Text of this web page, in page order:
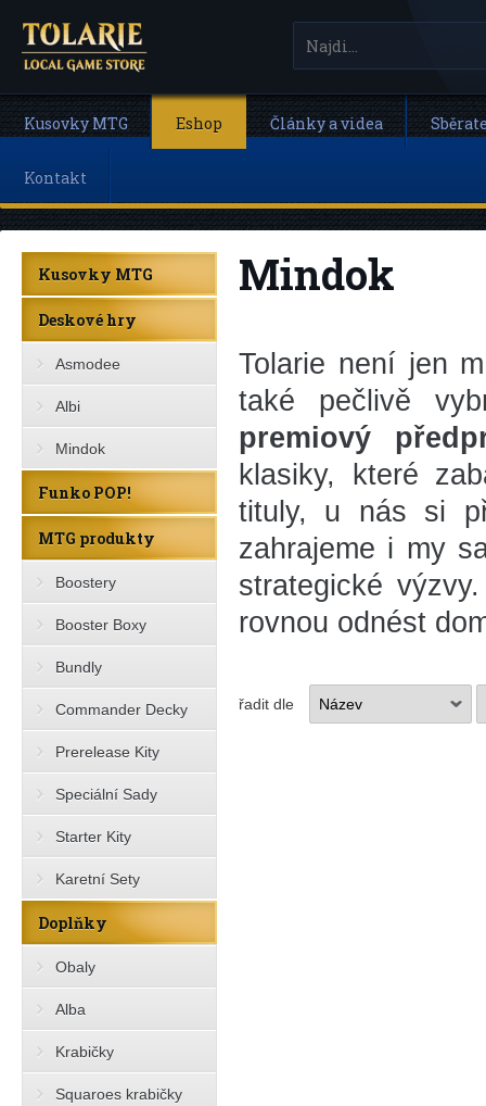
Kusovky MTG Eshop Články a videa
Kontakt
Kusovky MTG
Deskové hry
Asmodee
Albi
Mindok
Funko POP!
MTG produkty
Boostery
Booster Boxy
Bundly
Commander Decky
Prerelease Kity
Speciální Sady
Starter Kity
Karetní Sety
Doplňky
Obaly
Alba
Krabičky
Squaroes krabičky
Mindok
Tolarie není jen
také pečlivě
premiový
klasiky, které
tituly, u nás si
zahrajeme i my
strategické
rovnou odnést
řadit dle